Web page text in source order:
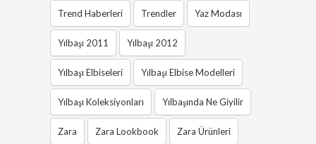
Trend Haberleri Trendler Yaz Modası
Yılbaşı 2011 Yılbaşı 2012
Yılbaşı Elbiseleri Yılbaşı Elbise Modelleri
Yılbaşı Koleksiyonları Yılbaşında Ne Giyilir
Zara Zara Lookbook Zara Ürünleri